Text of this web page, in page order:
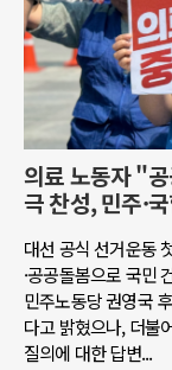
의료 노동자 "
극 찬성, 민주·
대선 공식 선거운동
·공공돌봄으로 국민
민주노동당 권영국
다고 밝혔으나, 더불
질의에 대한 답변...